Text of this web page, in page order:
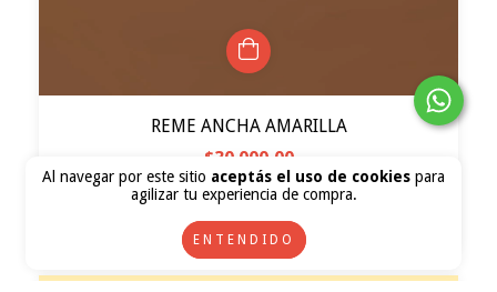
Al navegar por este sitio aceptás el uso de cookies para
agilizar tu experiencia de compra.
ENTENDIDO
REME ANCHA AMARILLA
$30.000,00
3 cuotas sin interés de$10.000,00